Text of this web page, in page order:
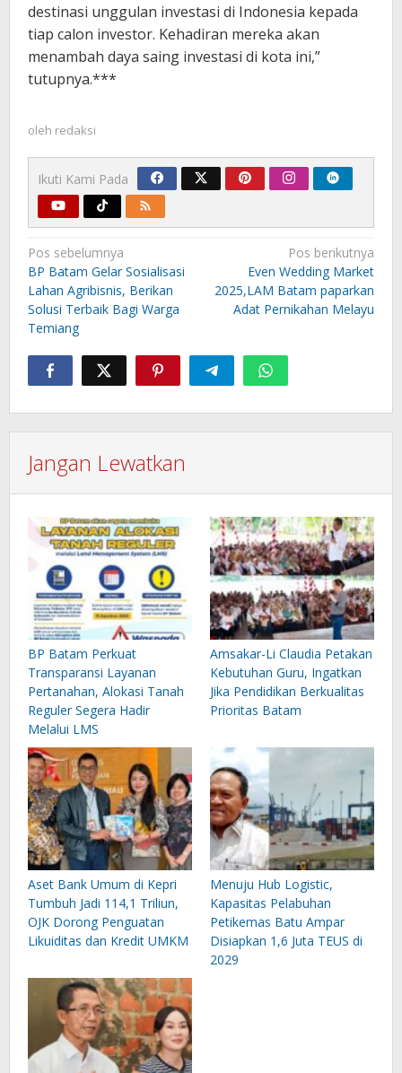
destinasi unggulan investasi di Indonesia kepada
tiap calon investor. Kehadiran mereka akan
menambah daya saing investasi di kota ini,”
tutupnya.***
oleh redaksi
Ikuti Kami Pada
Navigasi
pos
Pos sebelumnya
BP Batam Gelar Sosialisasi
Lahan Agribisnis, Berikan
Solusi Terbaik Bagi Warga
Temiang
Pos berikutnya
Even Wedding Market
2025,LAM Batam paparkan
Adat Pernikahan Melayu
Jangan Lewatkan
BP Batam Perkuat
Transparansi Layanan
Pertanahan, Alokasi Tanah
Reguler Segera Hadir
Melalui LMS
Amsakar-Li Claudia Petakan
Kebutuhan Guru, Ingatkan
Jika Pendidikan Berkualitas
Prioritas Batam
Aset Bank Umum di Kepri
Tumbuh Jadi 114,1 Triliun,
OJK Dorong Penguatan
Likuiditas dan Kredit UMKM
Menuju Hub Logistic,
Kapasitas Pelabuhan
Petikemas Batu Ampar
Disiapkan 1,6 Juta TEUS di
2029